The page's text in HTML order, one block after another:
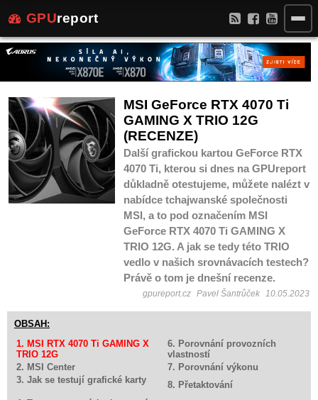
GPUreport
MSI GeForce RTX 4070 Ti
GAMING X TRIO 12G
(RECENZE)
Další grafickou kartou GeForce RTX
4070 Ti, kterou si dnes na GPUreport
důkladně otestujeme, můžete nalézt v
nabídce tchajwanské společnosti
MSI, a to pod označením MSI
GeForce RTX 4070 Ti GAMING X
TRIO 12G. A jak se tedy této TRIO
vedlo v našich srovnávacích testech?
Právě o tom je dnešní recenze.
gpureport.cz Pavel Šantrůček 10.05.2023
OBSAH:
1. MSI RTX 4070 Ti GAMING X
TRIO 12G
6. Porovnání provozních
vlastností
2. MSI Center
7. Porovnání výkonu
3. Jak se testují grafické karty
8. Přetaktování